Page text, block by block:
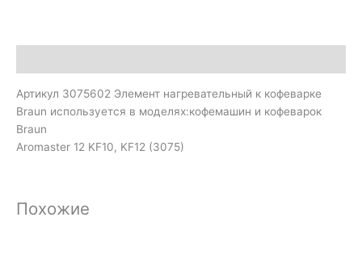
Артикул 3075602 Элемент нагревательный к кофеварке
Braun используется в моделях:кофемашин и кофеварок
Braun
Aromaster 12 KF10, KF12 (3075)
Похожие